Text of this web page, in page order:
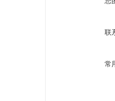
联
常